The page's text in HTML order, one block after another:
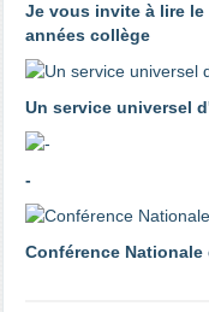
Je vous invite à lire
années collège
Un service universel
-
Conférence